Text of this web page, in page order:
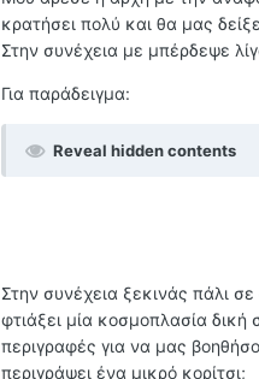
κρατήσει πολύ και θα μας
Στην συνέχεια με μπέρδεψε
Για παράδειγμα:
Reveal hidden contents
Στην συνέχεια ξεκινάς πάλι
φτιάξει μία κοσμοπλασία
περιγραφές για να μας
περιγράψει ένα μικρό κορίτσι;